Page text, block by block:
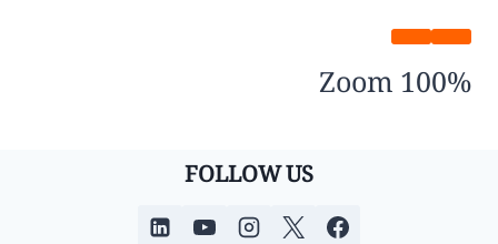
Zoom100%
FOLLOW US